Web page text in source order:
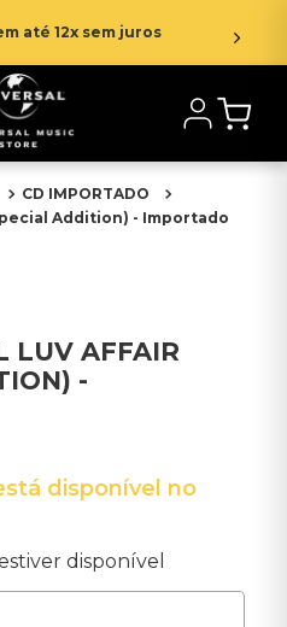
até 12x sem juros
CD IMPORTADO
Addition) - Importado
LUV AFFAIR
-
disponível no
disponível